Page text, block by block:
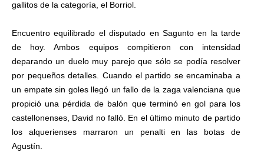
gallitos de la categoría, el Borriol.
Encuentro equilibrado el disputado en Sagunto en la tarde
de hoy. Ambos equipos compitieron con intensidad
deparando un duelo muy parejo que sólo se podía resolver
por pequeños detalles. Cuando el partido se encaminaba a
un empate sin goles llegó un fallo de la zaga valenciana que
propició una pérdida de balón que terminó en gol para los
castellonenses, David no falló. En el último minuto de partido
los alquerienses marraron un penalti en las botas de
Agustín.